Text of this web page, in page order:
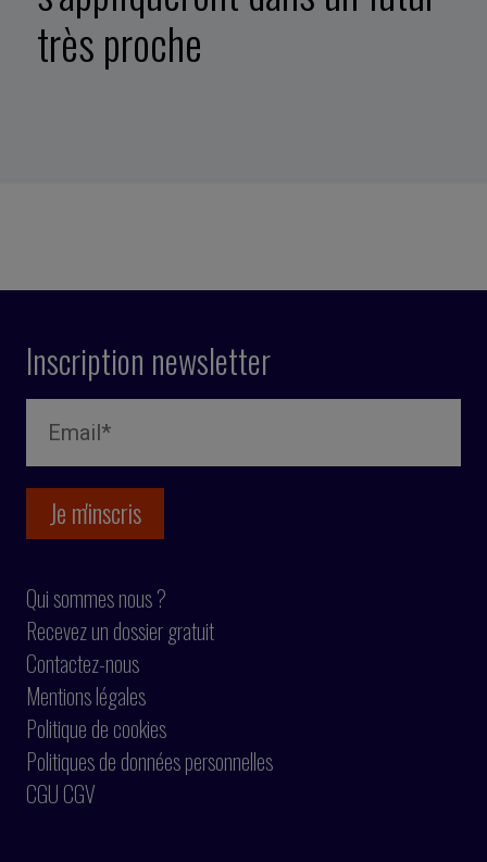
très proche
Inscription newsletter
Qui sommes nous ?
Recevez un dossier gratuit
Contactez-nous
Mentions légales
Politique de cookies
Politiques de données personnelles
CGU CGV